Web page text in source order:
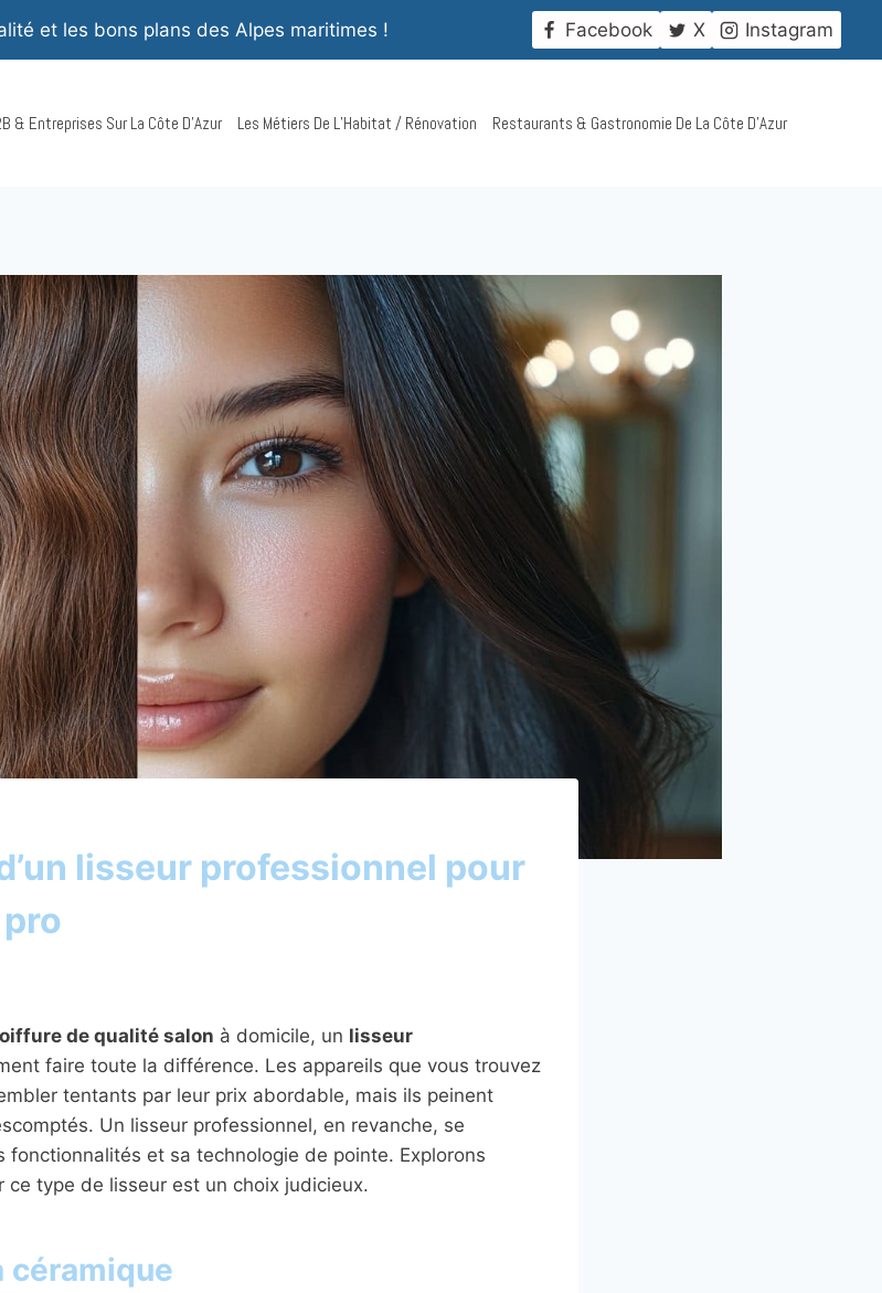
et les bons plans des Alpes maritimes ! Facebook X Instagram
& Entreprises Sur La Côte D’Azur Les Métiers De L’Habitat / Rénovation Restaurants & Gastronomie De La Côte D’Azur
lisseur professionnel pour
de qualité salon à domicile, un lisseur
faire toute la différence. Les appareils que vous trouvez
tentants par leur prix abordable, mais ils peinent
Un lisseur professionnel, en revanche, se
fonctionnalités et sa technologie de pointe. Explorons
ce type de lisseur est un choix judicieux.
céramique